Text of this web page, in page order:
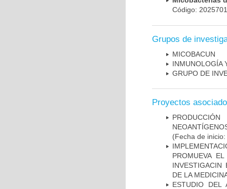
Código:
Grupos de
MICOBAC­UN
INMUNOLOGÍA
GRUPO DE
Proyectos
(Fecha de
PROMUEVA
INVESTIGACIN
DE LA
ESTUDIO DEL